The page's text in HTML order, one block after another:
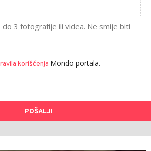
3 fotografije ili videa. Ne smije biti
korišćenja Mondo portala.
POŠALJI